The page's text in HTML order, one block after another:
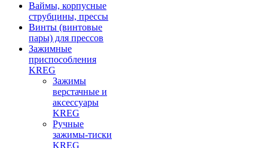
Ваймы, корпусные
струбцины, прессы
Винты (винтовые
пары) для прессов
Зажимные
приспособления
KREG
Зажимы
верстачные и
аксессуары
KREG
Ручные
зажимы-тиски
KREG